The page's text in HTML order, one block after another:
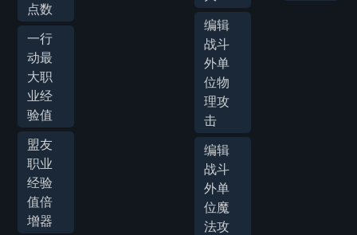
点数
一行
动最
大职
业经
验值
盟友
职业
经验
值倍
增器
编辑
战斗
外单
位物
理攻
击
编辑
战斗
外单
位魔
法攻